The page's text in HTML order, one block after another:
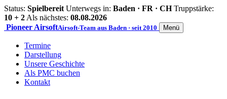
Status: Spielbereit Unterwegs in: Baden · FR · CH Truppstärke:
10 + 2 Als nächstes: 08.08.2026
Pioneer AirsoftAirsoft-Team aus Baden · seit 2010 Menü
Termine
Darstellung
Unsere Geschichte
Als PMC buchen
Kontakt